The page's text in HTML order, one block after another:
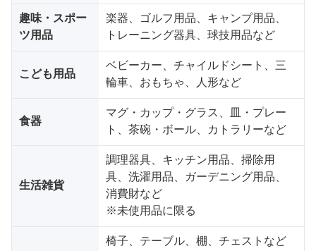
趣味・スポー
ツ用品
楽器、ゴルフ用品、キャンプ用品、
トレーニング器具、球技用品など
こども用品
ベビーカー、チャイルドシート、三
輪車、おもちゃ、人形など
食器
マグ・カップ・グラス、皿・プレー
ト、茶碗・ボール、カトラリーなど
生活雑貨
調理器具、キッチン用品、掃除用
具、洗濯用品、ガーデニング用品、
消費財など
※未使用品に限る
椅子、テーブル、棚、チェストなど